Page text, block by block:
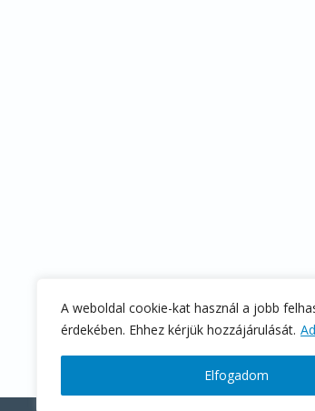
A weboldal cookie-kat használ a jobb
érdekében. Ehhez kérjük hozzájárulását.
Elfogadom